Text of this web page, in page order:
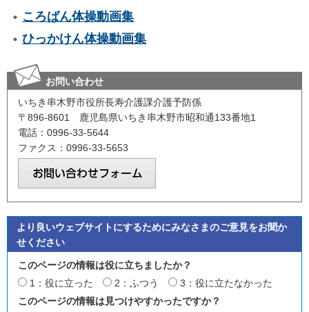
ころばん体操動画集
ひっかけん体操動画集
お問い合わせ
いちき串木野市役所長寿介護課介護予防係
〒896-8601 鹿児島県いちき串木野市昭和通133番地1
電話：0996-33-5644
ファクス：0996-33-5653
より良いウェブサイトにするためにみなさまのご意見をお聞か
せください
このページの情報は役に立ちましたか？
1：役に立った
2：ふつう
3：役に立たなかった
このページの情報は見つけやすかったですか？